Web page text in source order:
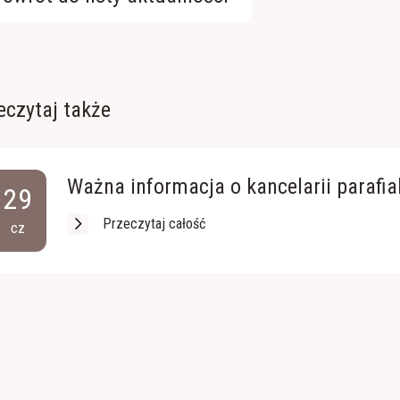
także
29
cz
Ważna informacja o kancelarii
Przeczytaj całość